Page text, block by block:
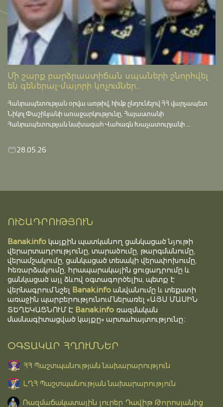
Մի շարք բարձրաստիճան սպաների շնորհվել
են գեներալ-մայորի կոչումներ...
Հանրապետության օրվա առթիվ, հիմք ընդունելով ՀՀ վարչապետ
Նիկոլ Փաշինյանի առաջարկությունը, Հայաստանի
Հանրապետության նախագահ Վահագն Խաչատուրյանի ...
28.05.26
ՈՒՇԱԴՐՈՒԹՅՈՒՆ
Banak.info կայքին պատկանող ցանկացած նյութի
վերարտադրությունը, տարածումը, թարգմանումը,
վերամշակումը, ցանկացած տեսակի վերափոխումը,
հեռարձակումը, հրապարակային ցուցադրումը և
ցանկացած այլ ձևով օգտագործելիս, պետք է
վերնագրում նշել Banak.info անվանումը և տեքստի
առաջին պարբերությունում ներառել «ԱՅՍ ՄԱՍԻՆ
ՏԵՂԵԿԱՑՆՈՒՄ Է Banak.info ռազմական
մասնագիտացված կայքը» արտահայտությունը։
ՕԳՏԱԿԱՐ ՀՂՈՒՄՆԵՐ
ՀՀ Պաշտպանության նախարարություն
ԼՂՀ Պաշտպանության նախարարություն
Ռազմաճակատային լուրեր Դավիթ Թորոսյանից